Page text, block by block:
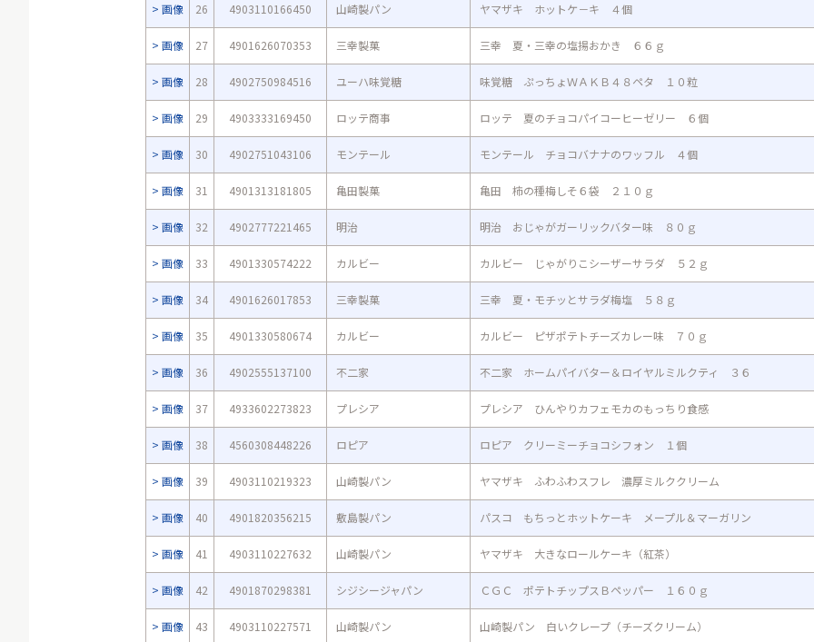
画像 26 4903110166450 山崎製パン ヤマザキ ホットケ－キ ４個
画像 27 4901626070353 三幸製菓 三幸 夏・三幸の塩揚おかき ６６ｇ
画像 28 4902750984516 ユーハ味覚糖 味覚糖 ぷっちょＷＡＫＢ４８ペタ １０粒
画像 29 4903333169450 ロッテ商事 ロッテ 夏のチョコパイコーヒーゼリー ６個
画像 30 4902751043106 モンテール モンテール チョコバナナのワッフル ４個
画像 31 4901313181805 亀田製菓 亀田 柿の種梅しそ６袋 ２１０ｇ
画像 32 4902777221465 明治 明治 おじゃがガーリックバター味 ８０ｇ
画像 33 4901330574222 カルビー カルビー じゃがりこシーザーサラダ ５２ｇ
画像 34 4901626017853 三幸製菓 三幸 夏・モチッとサラダ梅塩 ５８ｇ
画像 35 4901330580674 カルビー カルビー ピザポテトチーズカレー味 ７０ｇ
画像 36 4902555137100 不二家 不二家 ホームパイバター＆ロイヤルミルクティ ３６
画像 37 4933602273823 プレシア プレシア ひんやりカフェモカのもっちり食感
画像 38 4560308448226 ロピア ロピア クリーミーチョコシフォン １個
画像 39 4903110219323 山崎製パン ヤマザキ ふわふわスフレ 濃厚ミルククリーム
画像 40 4901820356215 敷島製パン パスコ もちっとホットケーキ メープル＆マーガリン
画像 41 4903110227632 山崎製パン ヤマザキ 大きなロールケーキ（紅茶）
画像 42 4901870298381 シジシージャパン ＣＧＣ ポテトチップスＢペッパー １６０ｇ
画像 43 4903110227571 山崎製パン 山崎製パン 白いクレープ（チーズクリーム）